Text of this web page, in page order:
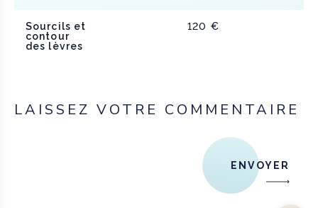
Sourcils et
contour
des lèvres
120 €
LAISSEZ VOTRE COMMENTAIRE
ENVOYER